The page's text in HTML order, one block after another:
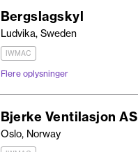
Bergslagskyl
Ludvika, Sweden
IWMAC
Flere oplysninger
Bjerke Ventilasjon AS
Oslo, Norway